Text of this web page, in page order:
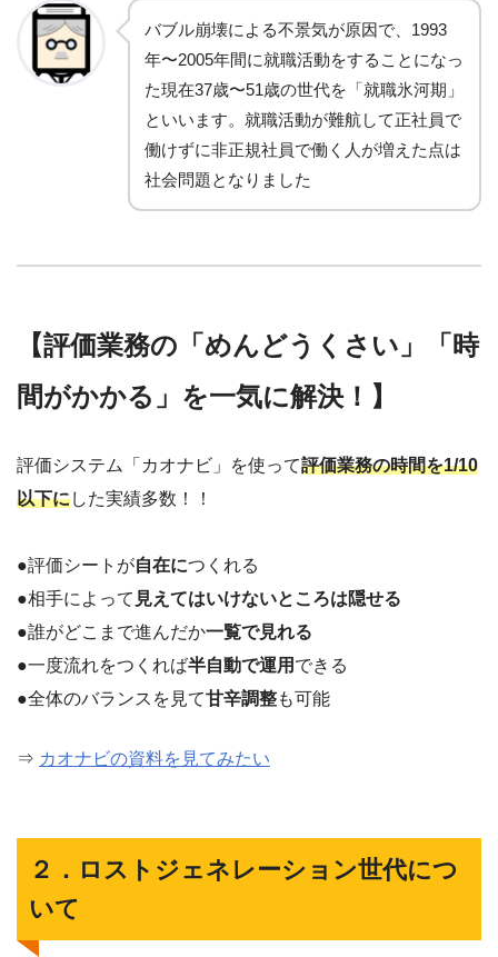
バブル崩壊による不景気が原因で、1993
年〜2005年間に就職活動をすることになっ
た現在37歳〜51歳の世代を「就職氷河期」
といいます。就職活動が難航して正社員で
働けずに非正規社員で働く人が増えた点は
社会問題となりました
【評価業務の「めんどうくさい」「時
間がかかる」を一気に解決！】
評価システム「カオナビ」を使って評価業務の時間を1/10
以下にした実績多数！！
●評価シートが自在につくれる
●相手によって 見えてはいけないところは隠せる
●誰がどこまで進んだか一覧で見れる
●一度流れをつくれば半自動で運用 できる
●全体のバランスを見て甘辛調整も可能
⇒ カオナビの資料を見てみたい
２．ロストジェネレーション世代につ
いて